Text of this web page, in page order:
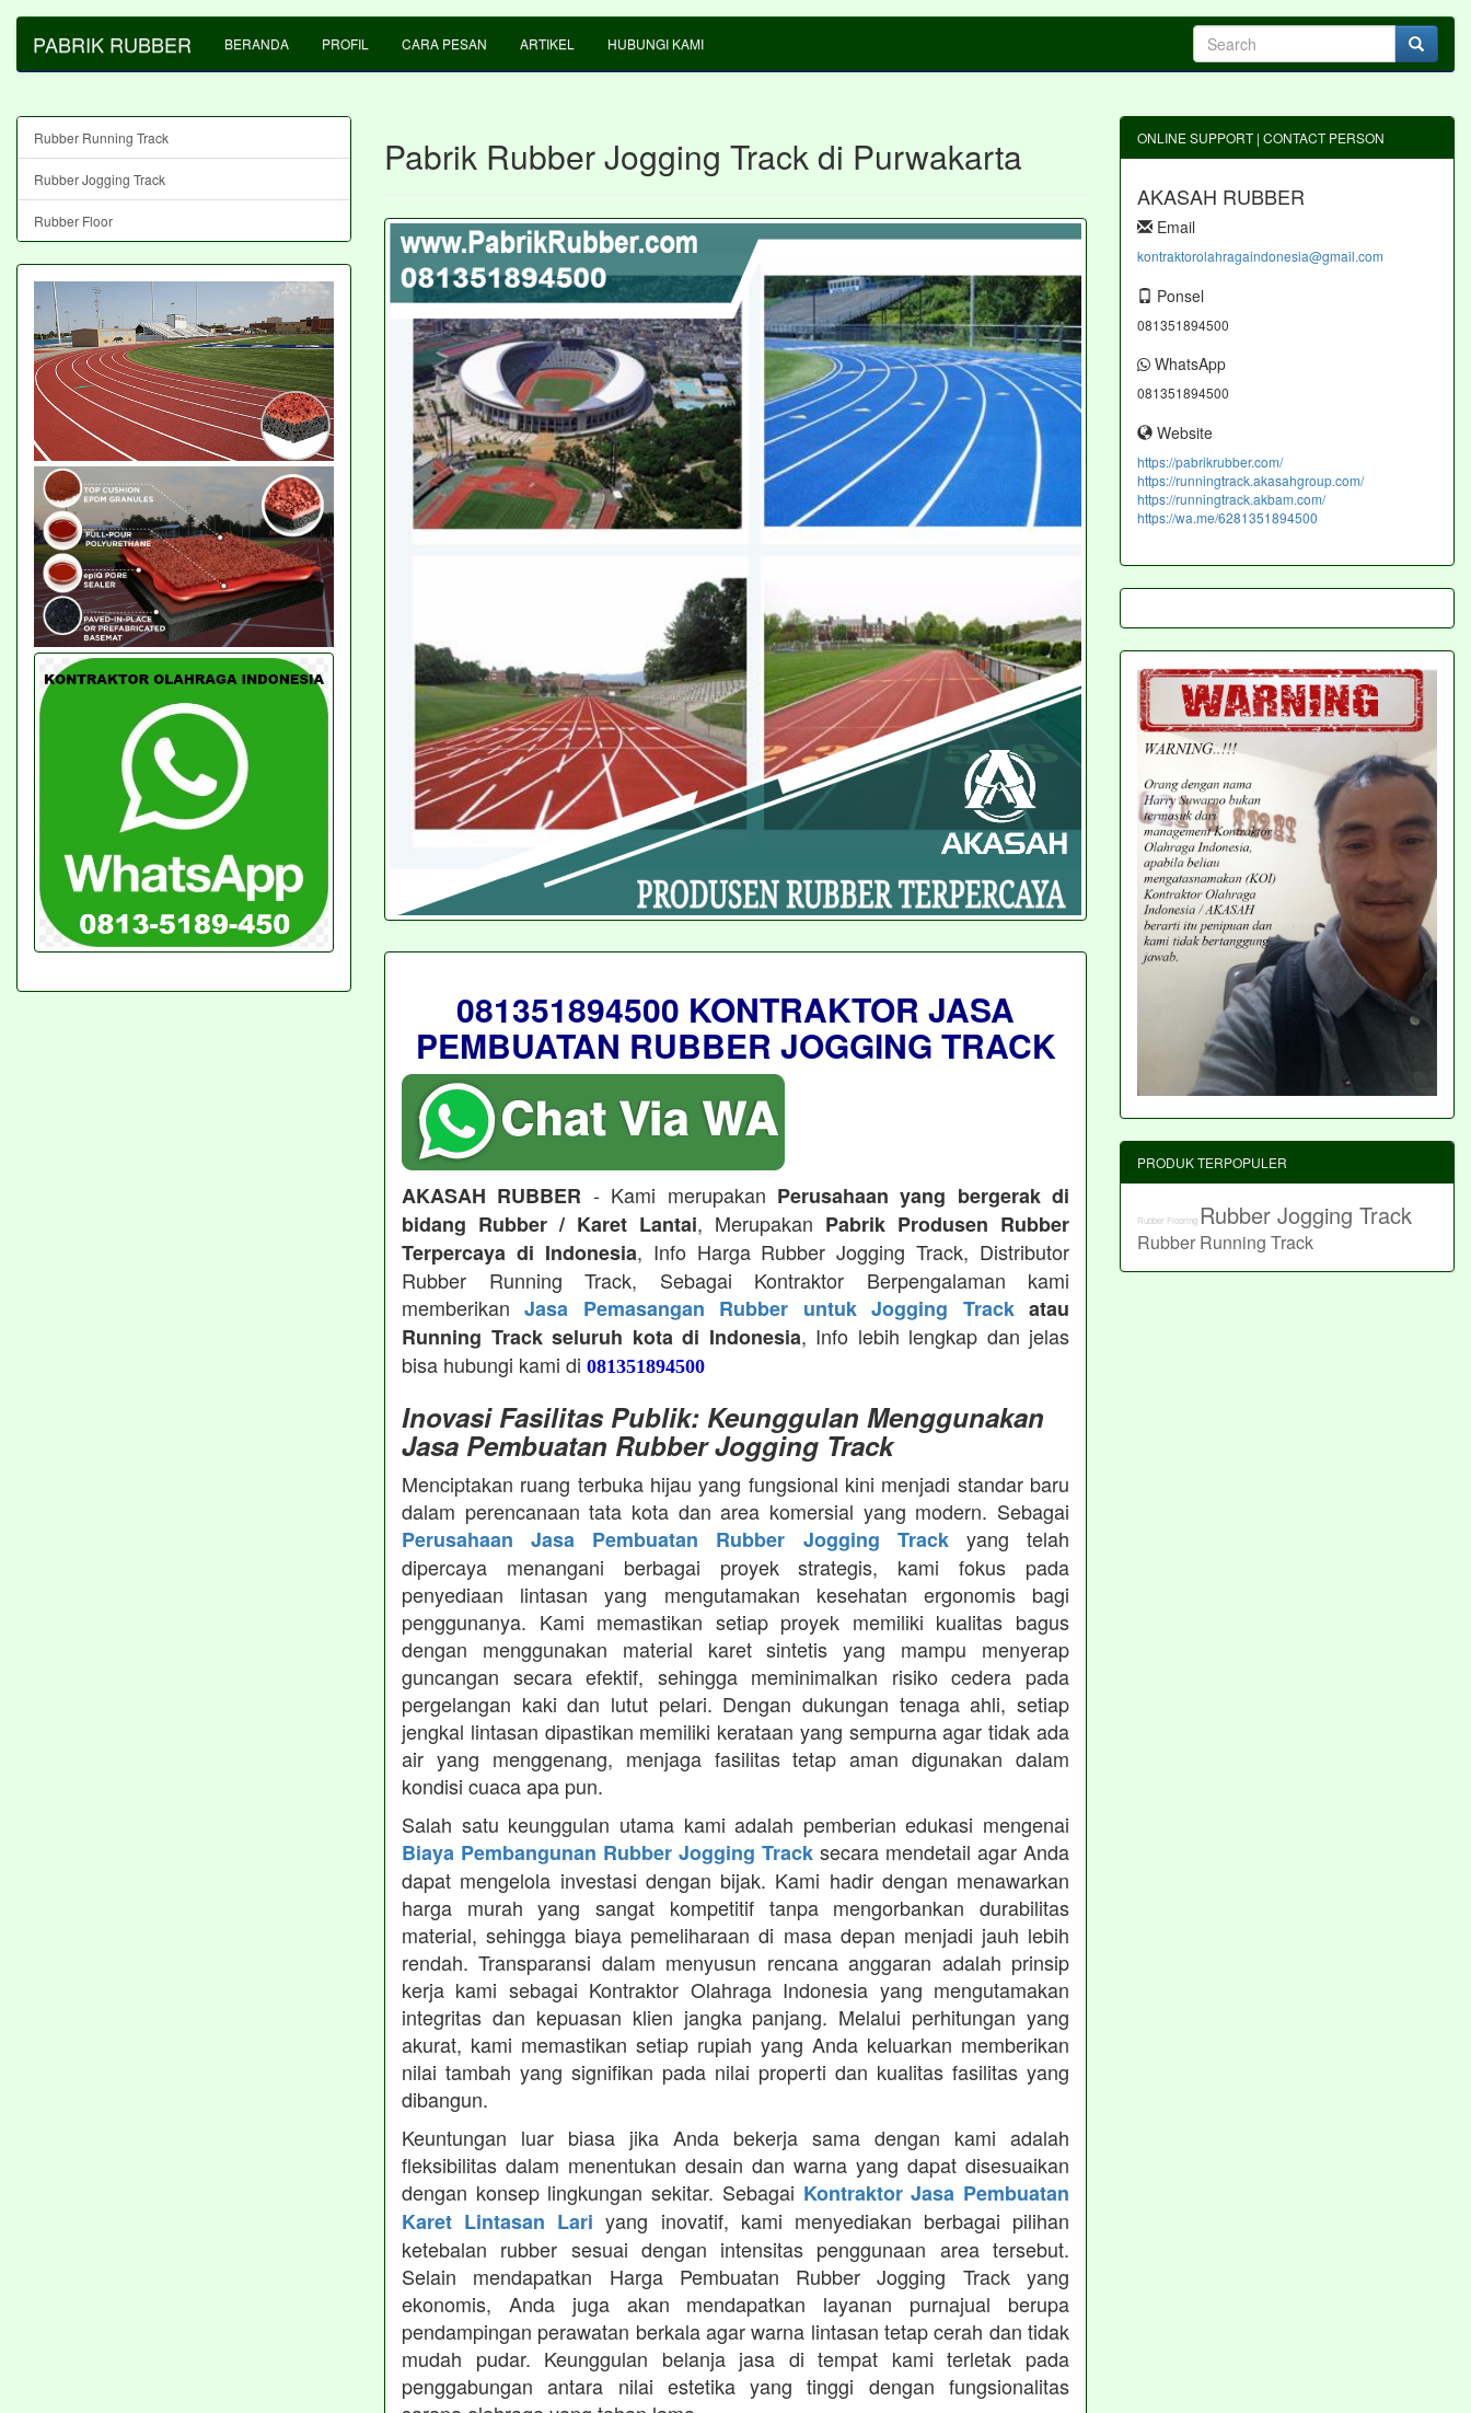
PABRIK RUBBER BERANDA PROFIL CARA PESAN ARTIKEL HUBUNGI KAMI
Pabrik Rubber Jogging Track di Purwakarta
081351894500 KONTRAKTOR JASA
PEMBUATAN RUBBER JOGGING TRACK
AKASAH RUBBER - Kami merupakan Perusahaan yang bergerak di
bidang Rubber / Karet Lantai, Merupakan Pabrik Produsen Rubber
Terpercaya di Indonesia, Info Harga Rubber Jogging Track, Distributor
Rubber Running Track, Sebagai Kontraktor Berpengalaman kami
memberikanJasa Pemasangan Rubber untuk Jogging Trackatau
Running Track seluruh kota di Indonesia, Info lebih lengkap dan jelas
bisa hubungi kami di 081351894500
Inovasi Fasilitas Publik: Keunggulan Menggunakan
Jasa Pembuatan Rubber Jogging Track
Menciptakan ruang terbuka hijau yang fungsional kini menjadi standar baru
dalam perencanaan tata kota dan area komersial yang modern. Sebagai
Perusahaan Jasa Pembuatan Rubber Jogging Trackyang telah
dipercaya menangani berbagai proyek strategis, kami fokus pada
penyediaan lintasan yang mengutamakan kesehatan ergonomis bagi
penggunanya. Kami memastikan setiap proyek memiliki kualitas bagus
dengan menggunakan material karet sintetis yang mampu menyerap
guncangan secara efektif, sehingga meminimalkan risiko cedera pada
pergelangan kaki dan lutut pelari. Dengan dukungan tenaga ahli, setiap
jengkal lintasan dipastikan memiliki kerataan yang sempurna agar tidak ada
air yang menggenang, menjaga fasilitas tetap aman digunakan dalam
kondisi cuaca apa pun.
Salah satu keunggulan utama kami adalah pemberian edukasi mengenai
Biaya Pembangunan Rubber Jogging Track secara mendetail agar Anda
dapat mengelola investasi dengan bijak. Kami hadir dengan menawarkan
harga murah yang sangat kompetitif tanpa mengorbankan durabilitas
material, sehingga biaya pemeliharaan di masa depan menjadi jauh lebih
rendah. Transparansi dalam menyusun rencana anggaran adalah prinsip
kerja kami sebagai Kontraktor Olahraga Indonesia yang mengutamakan
integritas dan kepuasan klien jangka panjang. Melalui perhitungan yang
akurat, kami memastikan setiap rupiah yang Anda keluarkan memberikan
nilai tambah yang signifikan pada nilai properti dan kualitas fasilitas yang
dibangun.
Keuntungan luar biasa jika Anda bekerja sama dengan kami adalah
fleksibilitas dalam menentukan desain dan warna yang dapat disesuaikan
dengan konsep lingkungan sekitar. Sebagai Kontraktor Jasa Pembuatan
Karet Lintasan Lari yang inovatif, kami menyediakan berbagai pilihan
ketebalan rubber sesuai dengan intensitas penggunaan area tersebut.
Selain mendapatkan Harga Pembuatan Rubber Jogging Track yang
ekonomis, Anda juga akan mendapatkan layanan purnajual berupa
pendampingan perawatan berkala agar warna lintasan tetap cerah dan tidak
mudah pudar. Keunggulan belanja jasa di tempat kami terletak pada
penggabungan antara nilai estetika yang tinggi dengan fungsionalitas
Rubber Running Track
Rubber Jogging Track
Rubber Floor
ONLINE SUPPORT | CONTACT PERSON
AKASAH RUBBER
Email
kontraktorolahragaindonesia@gmail.com
Ponsel
081351894500
WhatsApp
081351894500
Website
https://pabrikrubber.com/
https://runningtrack.akasahgroup.com/
https://runningtrack.akbam.com/
https://wa.me/6281351894500
PRODUK TERPOPULER
Rubber Flooring Rubber Jogging Track
Rubber Running Track